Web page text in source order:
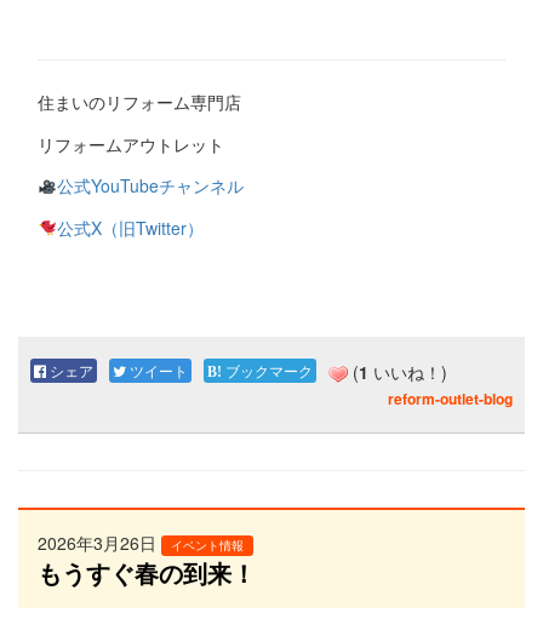
住まいのリフォーム専門店
リフォームアウトレット
公式YouTubeチャンネル
公式X（旧Twitter）
シェア ツイート ブックマーク (1 いいね！)
reform-outlet-blog
2026年3月26日 イベント情報
もうすぐ春の到来！